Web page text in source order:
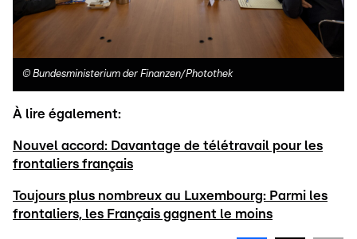
© Bundesministerium der Finanzen/Photothek
À lire également:
Nouvel accord: Davantage de télétravail pour les
frontaliers français
Toujours plus nombreux au Luxembourg: Parmi les
frontaliers, les Français gagnent le moins